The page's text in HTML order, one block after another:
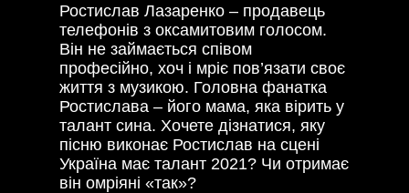
Ростислав Лазаренко – продавець
телефонів з оксамитовим голосом.
Він не займається співом
професійно, хоч і мріє пов’язати своє
життя з музикою. Головна фанатка
Ростислава – його мама, яка вірить у
талант сина. Хочете дізнатися, яку
пісню виконає Ростислав на сцені
Україна має талант 2021? Чи отримає
він омріяні «так»?